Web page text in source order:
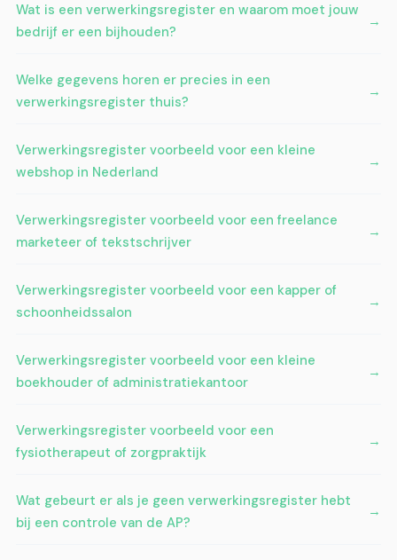
Wat is een verwerkingsregister en waarom moet jouw
bedrijf er een bijhouden?
Welke gegevens horen er precies in een
verwerkingsregister thuis?
Verwerkingsregister voorbeeld voor een kleine
webshop in Nederland
Verwerkingsregister voorbeeld voor een freelance
marketeer of tekstschrijver
Verwerkingsregister voorbeeld voor een kapper of
schoonheidssalon
Verwerkingsregister voorbeeld voor een kleine
boekhouder of administratiekantoor
Verwerkingsregister voorbeeld voor een
fysiotherapeut of zorgpraktijk
Wat gebeurt er als je geen verwerkingsregister hebt
bij een controle van de AP?